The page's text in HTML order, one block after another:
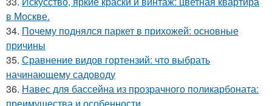
в Москве.
34. Почему поднялся паркет в прихожей: основные
причины
35. Сравнение видов гортензий: что выбрать
начинающему садоводу
36. Навес для бассейна из прозрачного поликарбоната:
преимущества и особенности